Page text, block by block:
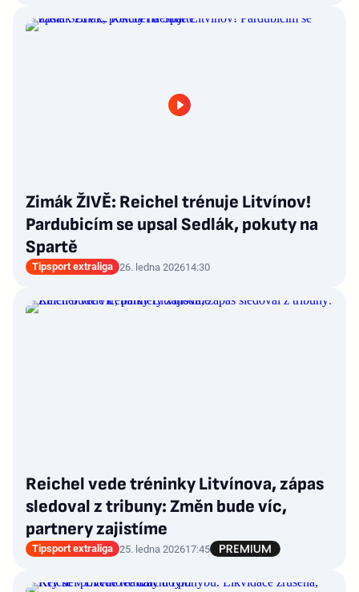
Zimák ŽIVĚ: Reichel trénuje Litvínov!
Pardubicím se upsal Sedlák, pokuty na
Spartě
Tipsport extraliga 26. ledna 202614:30
Reichel vede tréninky Litvínova, zápas
sledoval z tribuny: Změn bude víc,
partnery zajistíme
Tipsport extraliga 25. ledna 202617:45